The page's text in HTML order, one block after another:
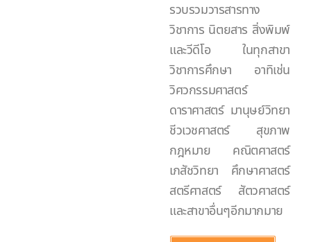
รวบรวมวารสารทาง
วิชาการ นิตยสาร สิ่งพิมพ์
และวีดีโอ ในทุกสาขา
วิชาการศึกษา อาทิเช่น
วิศวกรรมศาสตร์
ดาราศาสตร์ มานุษย์วิทยา
ชีวเวชศาสตร์ สุขภาพ
กฎหมาย คณิตศาสตร์
เภสัชวิทยา ศึกษาศาสตร์
สตรีศาสตร์ สัตวศาสตร์
และสาขาอื่นๆอีกมากมาย